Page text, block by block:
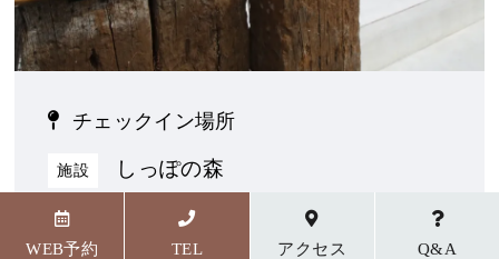
チェックイン場所
施設 しっぽの森
〒656-1727 兵庫県淡路市野島貴船23番地5
WEB予約
TEL アクセス Q&A